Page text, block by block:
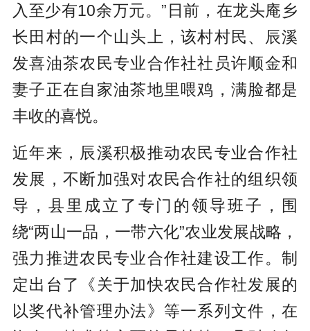
入至少有10余万元。”日前，在龙头庵乡
长田村的一个山头上，该村村民、辰溪
发喜油茶农民专业合作社社员许顺金和
妻子正在自家油茶地里喂鸡，满脸都是
丰收的喜悦。
近年来，辰溪积极推动农民专业合作社
发展，不断加强对农民合作社的组织领
导，县里成立了专门的领导班子，围
绕“两山一品，一带六化”农业发展战略，
强力推进农民专业合作社建设工作。制
定出台了《关于加快农民合作社发展的
以奖代补管理办法》等一系列文件，在